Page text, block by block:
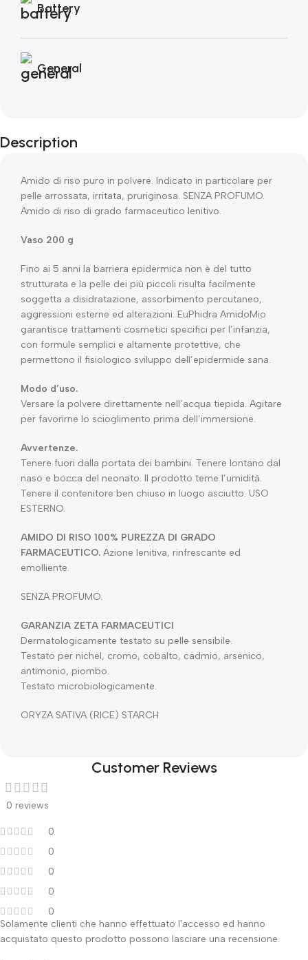
Battery
General
Description
Amido di riso puro in polvere. Indicato in particolare per
pelle arrossata, irritata, pruriginosa. SENZA PROFUMO.
Amido di riso di grado farmaceutico lenitivo.
Vaso 200 g
Fino ai 5 anni la barriera epidermica non è del tutto
strutturata e la pelle dei più piccoli risulta facilmente
soggetta a disidratazione, assorbimento percutaneo,
aggressioni esterne ed alterazioni. EuPhidra AmidoMio
garantisce trattamenti cosmetici specifici per l’infanzia,
con formule semplici e altamente protettive, che
permettono il fisiologico sviluppo dell’epidermide sana.
Modo d’uso.
Versare la polvere direttamente nell’acqua tiepida. Agitare
per favorirne lo scioglimento prima dell’immersione.
Avvertenze.
Tenere fuori dalla portata dei bambini. Tenere lontano dal
naso e bocca del neonato. Il prodotto teme l’umidità.
Tenere il contenitore ben chiuso in luogo asciutto. USO
ESTERNO.
AMIDO DI RISO 100% PUREZZA DI GRADO
FARMACEUTICO. Azione lenitiva, rinfrescante ed
emolliente.
SENZA PROFUMO.
GARANZIA ZETA FARMACEUTICI
Dermatologicamente testato su pelle sensibile.
Testato per nichel, cromo, cobalto, cadmio, arsenico,
antimonio, piombo.
Testato microbiologicamente.
ORYZA SATIVA (RICE) STARCH
Customer Reviews
0 reviews
0
0
0
0
0
Solamente clienti che hanno effettuato l'accesso ed hanno
acquistato questo prodotto possono lasciare una recensione.